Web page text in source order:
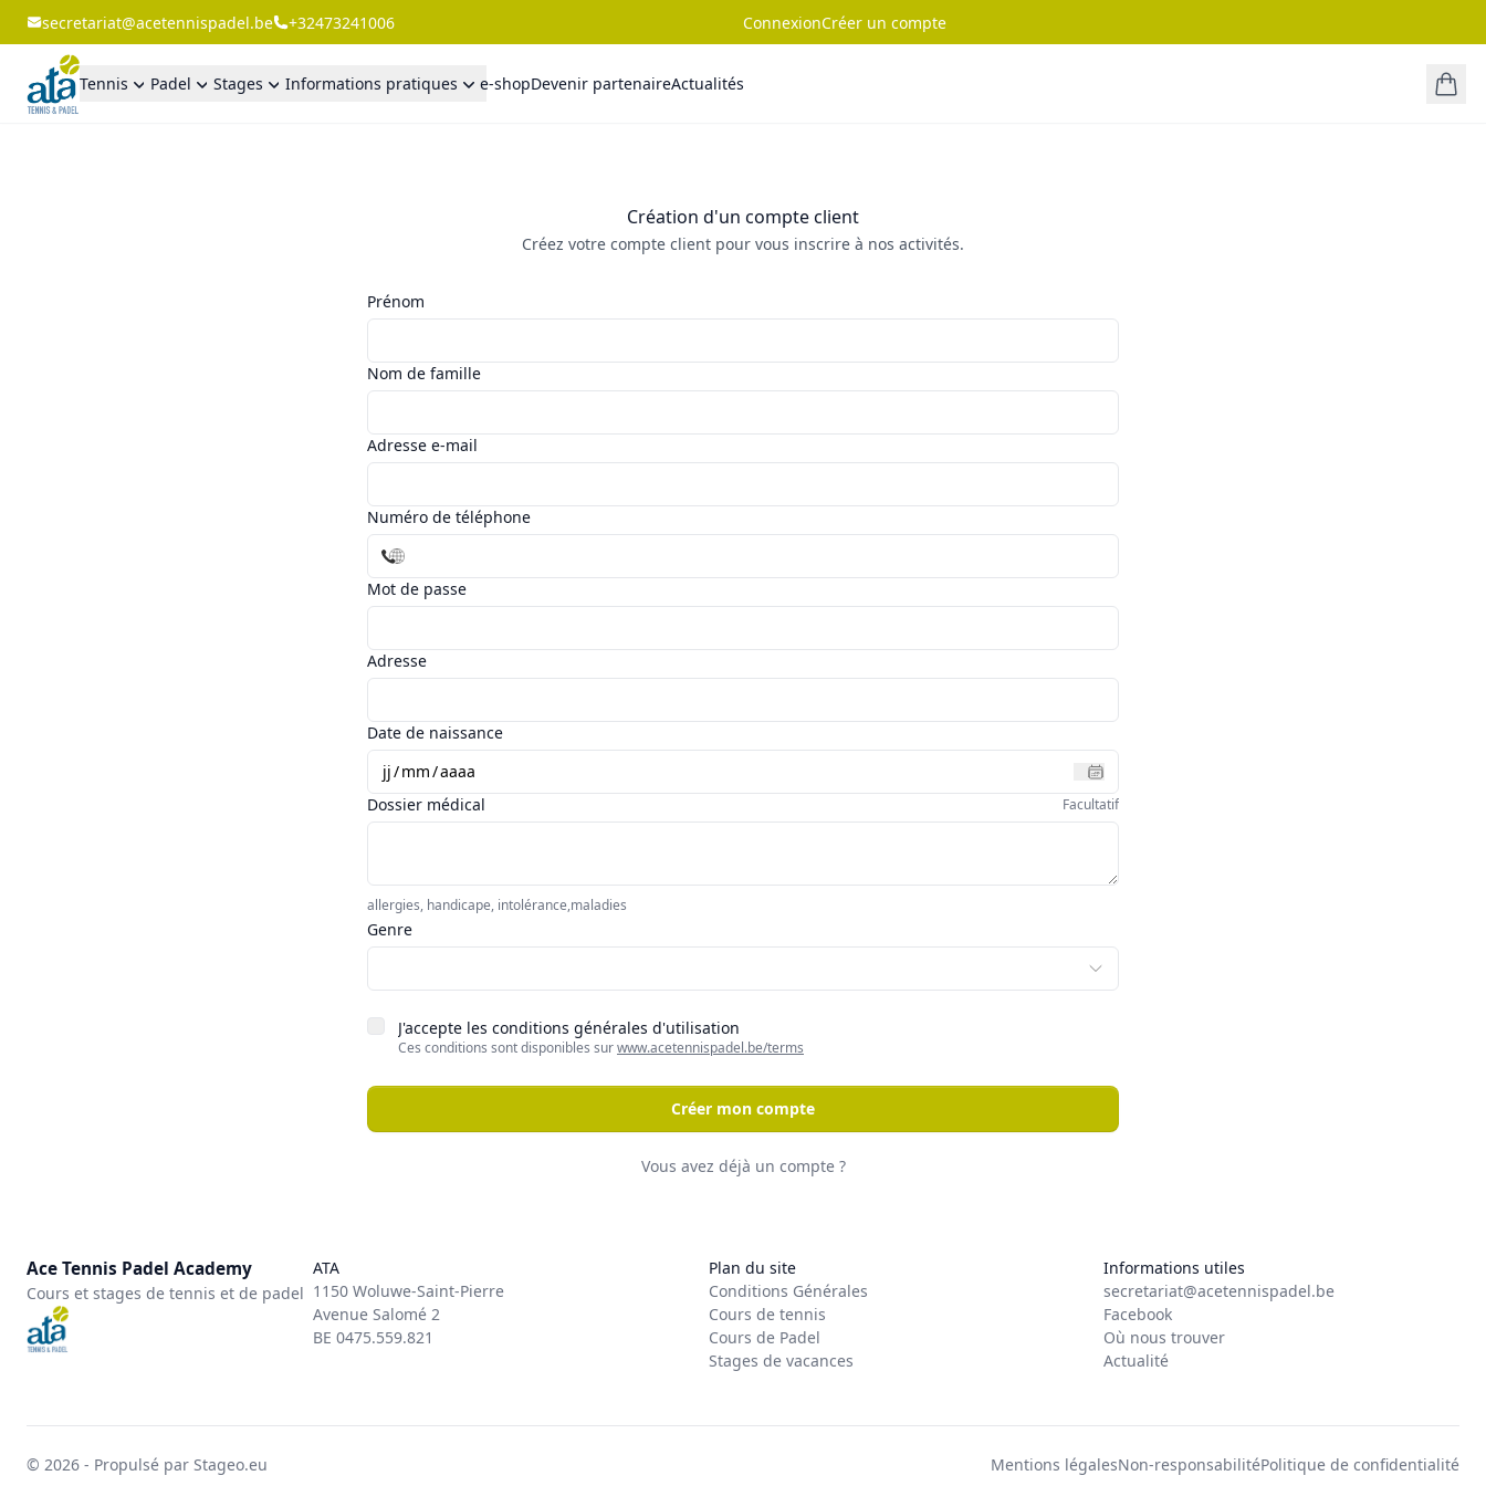
secretariat@acetennispadel.be +32473241006 ConnexionCréer un compte
Tennis Padel Stages Informations pratiques e-shopDevenir partenaireActualités
Création d'un compte client
Créez votre compte client pour vous inscrire à nos activités.
Prénom
Nom de famille
Adresse e-mail
Numéro de téléphone
Mot de passe
Adresse
Date de naissance
jj/mm/aaaa
Dossier médical
Facultatif
allergies, handicape, intolérance,maladies
Genre
J'accepte les conditions générales d'utilisation
Ces conditions sont disponibles surwww.acetennispadel.be/terms
Créer mon compte
Vous avez déjà un compte ?
Ace Tennis Padel Academy
Cours et stages de tennis et de padel
ATA
1150 Woluwe-Saint-Pierre
Avenue Salomé 2
BE 0475.559.821
Plan du site
Conditions Générales
Cours de tennis
Cours de Padel
Stages de vacances
Informations utiles
secretariat@acetennispadel.be
Facebook
Où nous trouver
Actualité
© 2026 - Propulsé par Stageo.eu Mentions légalesNon-responsabilitéPolitique de confidentialité